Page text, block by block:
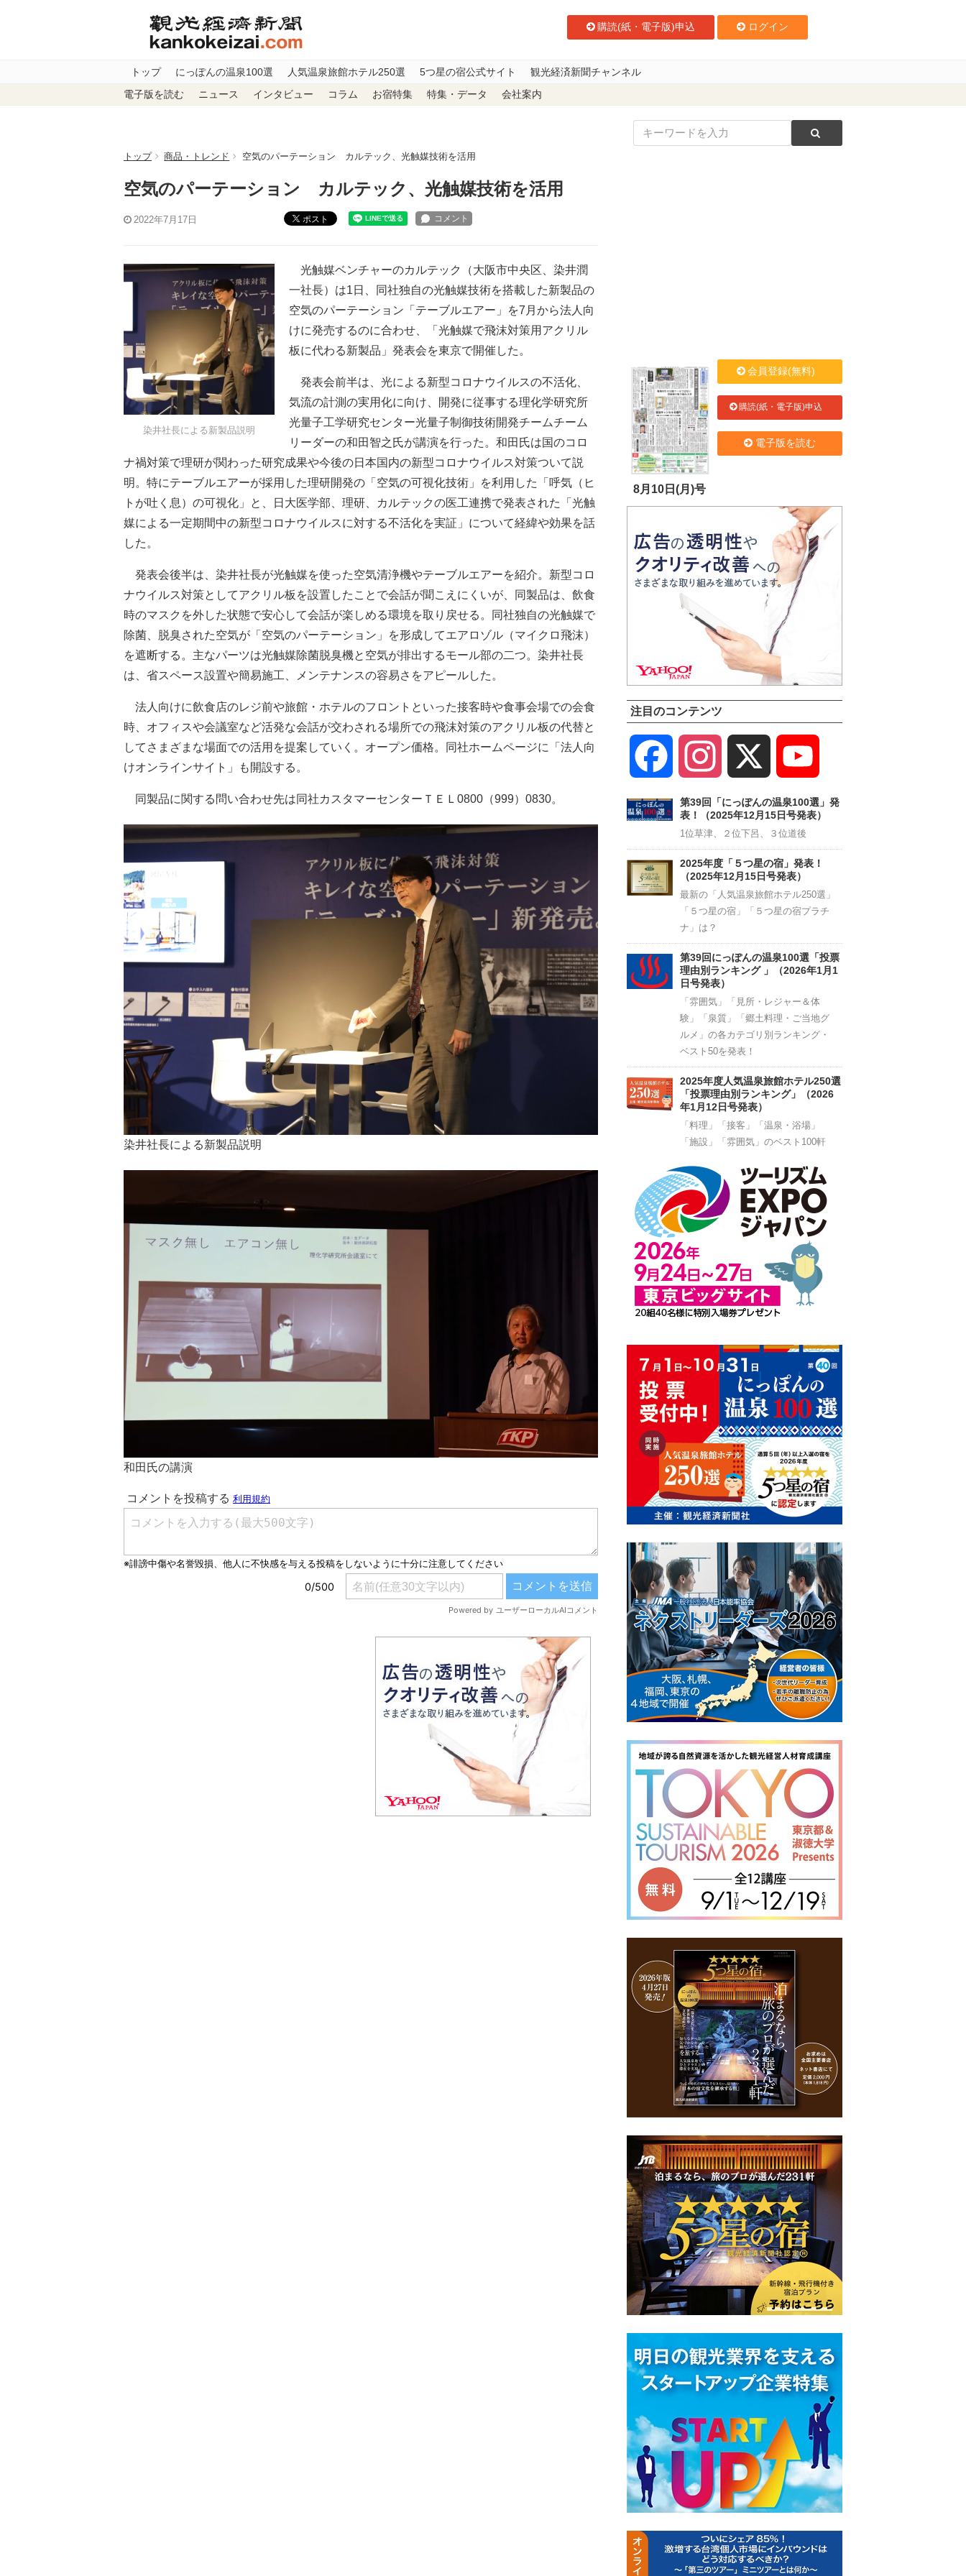
購読(紙・電子版)申込 ログイン
トップ にっぽんの温泉100選 人気温泉旅館ホテル250選 5つ星の宿公式サイト 観光経済新聞チャンネル
電子版を読む ニュース インタビュー コラム お宿特集 特集・データ 会社案内
トップ 商品・トレンド 空気のパーテーション カルテック、光触媒技術を活用
空気のパーテーション カルテック、光触媒技術を活用
2022年7月17日 ポスト
染井社長による新製品説明
光触媒ベンチャーのカルテック（大阪市中央区、染井潤
一社長）は1日、同社独自の光触媒技術を搭載した新製品の
空気のパーテーション「テーブルエアー」を7月から法人向
けに発売するのに合わせ、「光触媒で飛沫対策用アクリル
板に代わる新製品」発表会を東京で開催した。
発表会前半は、光による新型コロナウイルスの不活化、
気流の計測の実用化に向け、開発に従事する理化学研究所
光量子工学研究センター光量子制御技術開発チームチーム
リーダーの和田智之氏が講演を行った。和田氏は国のコロ
ナ禍対策で理研が関わった研究成果や今後の日本国内の新型コロナウイルス対策ついて説
明。特にテーブルエアーが採用した理研開発の「空気の可視化技術」を利用した「呼気（ヒ
トが吐く息）の可視化」と、日大医学部、理研、カルテックの医工連携で発表された「光触
媒による一定期間中の新型コロナウイルスに対する不活化を実証」について経緯や効果を話
した。
発表会後半は、染井社長が光触媒を使った空気清浄機やテーブルエアーを紹介。新型コロ
ナウイルス対策としてアクリル板を設置したことで会話が聞こえにくいが、同製品は、飲食
時のマスクを外した状態で安心して会話が楽しめる環境を取り戻せる。同社独自の光触媒で
除菌、脱臭された空気が「空気のパーテーション」を形成してエアロゾル（マイクロ飛沫）
を遮断する。主なパーツは光触媒除菌脱臭機と空気が排出するモール部の二つ。染井社長
は、省スペース設置や簡易施工、メンテナンスの容易さをアピールした。
法人向けに飲食店のレジ前や旅館・ホテルのフロントといった接客時や食事会場での会食
時、オフィスや会議室など活発な会話が交わされる場所での飛沫対策のアクリル板の代替と
してさまざまな場面での活用を提案していく。オープン価格。同社ホームページに「法人向
けオンラインサイト」も開設する。
同製品に関する問い合わせ先は同社カスタマーセンターＴＥＬ0800（999）0830。
染井社長による新製品説明
和田氏の講演
8月10日(月)号
会員登録(無料)
購読(紙・電子版)申込
電子版を読む
注目のコンテンツ
Facebook Instagram
Channel
第39回「にっぽんの温泉100選」発
表！（2025年12月15日号発表）
1位草津、２位下呂、３位道後
2025年度「５つ星の宿」発表！
（2025年12月15日号発表）
最新の「人気温泉旅館ホテル250選」
「５つ星の宿」「５つ星の宿プラチ
ナ」は？
第39回にっぽんの温泉100選「投票
理由別ランキング 」（2026年1月1
日号発表）
「雰囲気」「見所・レジャー＆体
験」「泉質」「郷土料理・ご当地グ
ルメ」の各カテゴリ別ランキング・
ベスト50を発表！
2025年度人気温泉旅館ホテル250選
「投票理由別ランキング」（2026
年1月12日号発表）
「料理」「接客」「温泉・浴場」
「施設」「雰囲気」のベスト100軒